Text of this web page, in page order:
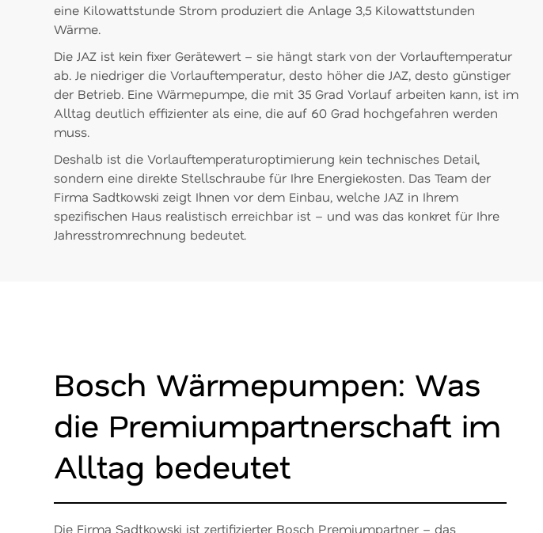
eine Kilowattstunde Strom produziert die Anlage 3,5 Kilowattstunden
Wärme.
Die JAZ ist kein fixer Gerätewert – sie hängt stark von der Vorlauftemperatur
ab. Je niedriger die Vorlauftemperatur, desto höher die JAZ, desto günstiger
der Betrieb. Eine Wärmepumpe, die mit 35 Grad Vorlauf arbeiten kann, ist im
Alltag deutlich effizienter als eine, die auf 60 Grad hochgefahren werden
muss.
Deshalb ist die Vorlauftemperaturoptimierung kein technisches Detail,
sondern eine direkte Stellschraube für Ihre Energiekosten. Das Team der
Firma Sadtkowski zeigt Ihnen vor dem Einbau, welche JAZ in Ihrem
spezifischen Haus realistisch erreichbar ist – und was das konkret für Ihre
Jahresstromrechnung bedeutet.
Bosch Wärmepumpen: Was
die Premiumpartnerschaft im
Alltag bedeutet
Die Firma Sadtkowski ist zertifizierter Bosch Premiumpartner – das